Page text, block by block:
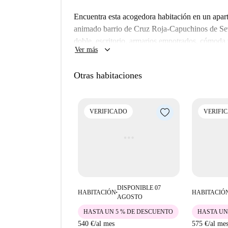
restaurante Bengali Café y opciones de cocina
poca distancia a pie. Descubra esta vibrante
Encuentra esta acogedora habitación en un
animado barrio de Cruz Roja-Capuchinos de
doble, escritorio, armarios empotrados,
incluye llave individual y aire acondicionado
amantes de la gastronomía pueden disfrutar
Ver más keyboard_arrow_down
Otras habitaciones
VERIFICADO
HABITACIÓN■
DISPONIBLE 07
AGOSTO
540 €/al mes
HASTA UN 5 % DE DESCUENTO
575 €/al mes
HASTA